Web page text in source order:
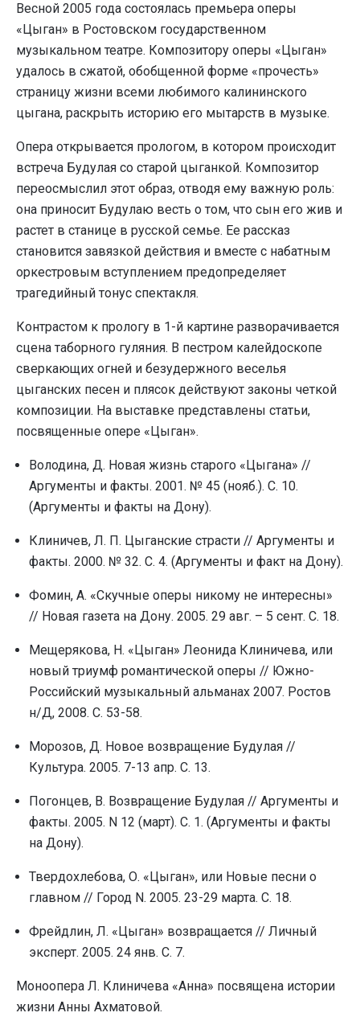
Весной 2005 года состоялась премьера оперы
«Цыган» в Ростовском государственном
музыкальном театре. Композитору оперы «Цыган»
удалось в сжатой, обобщенной форме «прочесть»
страницу жизни всеми любимого калининского
цыгана, раскрыть историю его мытарств в музыке.
Опера открывается прологом, в котором происходит
встреча Будулая со старой цыганкой. Композитор
переосмыслил этот образ, отводя ему важную роль:
она приносит Будулаю весть о том, что сын его жив и
растет в станице в русской семье. Ее рассказ
становится завязкой действия и вместе с набатным
оркестровым вступлением предопределяет
трагедийный тонус спектакля.
Контрастом к прологу в 1-й картине разворачивается
сцена таборного гуляния. В пестром калейдоскопе
сверкающих огней и безудержного веселья
цыганских песен и плясок действуют законы четкой
композиции. На выставке представлены статьи,
посвященные опере «Цыган».
Володина, Д. Новая жизнь старого «Цыгана» //
Аргументы и факты. 2001. № 45 (нояб.). С. 10.
(Аргументы и факты на Дону).
Клиничев, Л. П. Цыганские страсти // Аргументы и
факты. 2000. № 32. С. 4. (Аргументы и факт на Дону).
Фомин, А. «Скучные оперы никому не интересны»
// Новая газета на Дону. 2005. 29 авг. – 5 сент. С. 18.
Мещерякова, Н. «Цыган» Леонида Клиничева, или
новый триумф романтической оперы // Южно-
Российский музыкальный альманах 2007. Ростов
н/Д, 2008. С. 53-58.
Морозов, Д. Новое возвращение Будулая //
Культура. 2005. 7-13 апр. С. 13.
Погонцев, В. Возвращение Будулая // Аргументы и
факты. 2005. N 12 (март). С. 1. (Аргументы и факты
на Дону).
Твердохлебова, О. «Цыган», или Новые песни о
главном // Город N. 2005. 23-29 марта. С. 18.
Фрейдлин, Л. «Цыган» возвращается // Личный
эксперт. 2005. 24 янв. С. 7.
Моноопера Л. Клиничева «Анна» посвящена истории
жизни Анны Ахматовой.